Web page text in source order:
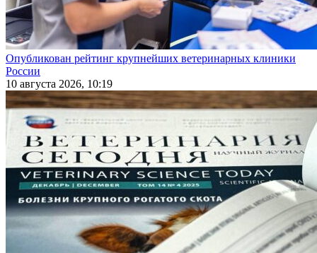
Опубликован рейтинг крупнейших ветеринарных клиники
России
10 августа 2026, 10:19